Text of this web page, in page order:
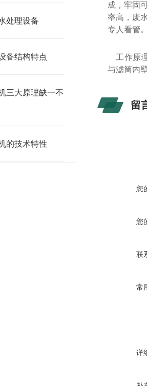
处理设备
备结构特点
三大原理缺一不
的技术特性
成，牢固
率高，废
专人看管
工作原
与滤筒内
留
您
您
联
常
详